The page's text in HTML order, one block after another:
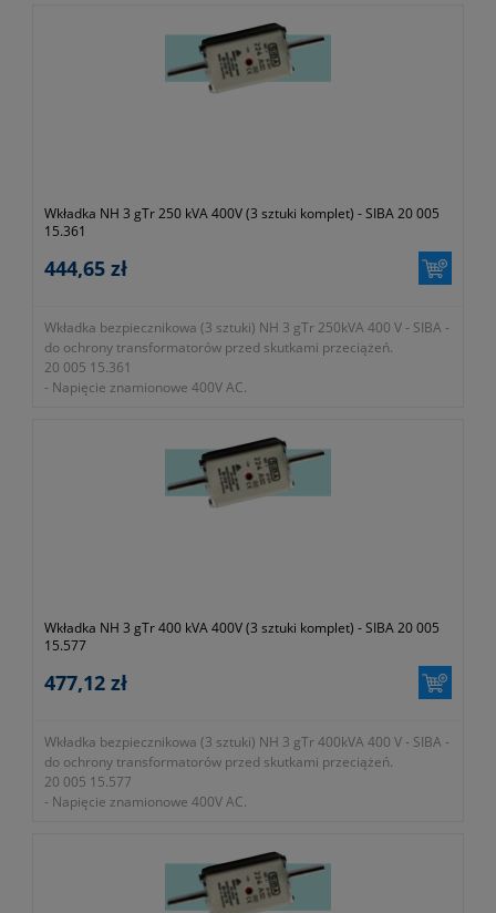
Wkładka NH 3 gTr 250 kVA 400V (3 sztuki komplet) - SIBA 20 005
15.361
444,65 zł
Wkładka bezpiecznikowa (3 sztuki) NH 3 gTr 250kVA 400 V - SIBA -
do ochrony transformatorów przed skutkami przeciążeń.
20 005 15.361
- Napięcie znamionowe 400V AC.
Wkładka NH 3 gTr 400 kVA 400V (3 sztuki komplet) - SIBA 20 005
15.577
477,12 zł
Wkładka bezpiecznikowa (3 sztuki) NH 3 gTr 400kVA 400 V - SIBA -
do ochrony transformatorów przed skutkami przeciążeń.
20 005 15.577
- Napięcie znamionowe 400V AC.